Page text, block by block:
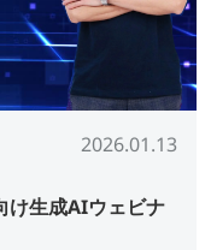
2026.01.13
け生成AIウェビナ